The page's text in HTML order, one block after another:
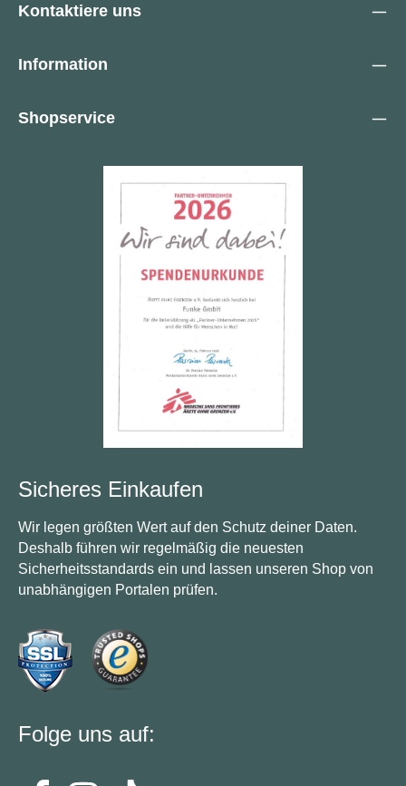
Kontaktiere uns
Information
Shopservice
Sicheres Einkaufen
Wir legen größten Wert auf den Schutz deiner Daten.
Deshalb führen wir regelmäßig die neuesten
Sicherheitsstandards ein und lassen unseren Shop von
unabhängigen Portalen prüfen.
Folge uns auf: